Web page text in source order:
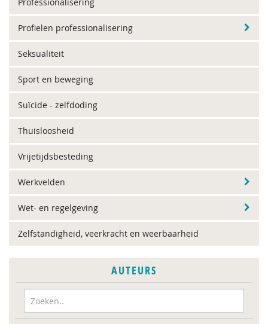
Profielen professionalisering
Seksualiteit
Sport en beweging
Suïcide - zelfdoding
Thuisloosheid
Vrijetijdsbesteding
Werkvelden
Wet- en regelgeving
Zelfstandigheid, veerkracht en weerbaarheid
AUTEURS